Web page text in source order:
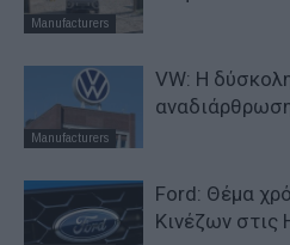
Manufacturers
Manufacturers
VW: Η
Ford: Θέμα
Κινέζων στις